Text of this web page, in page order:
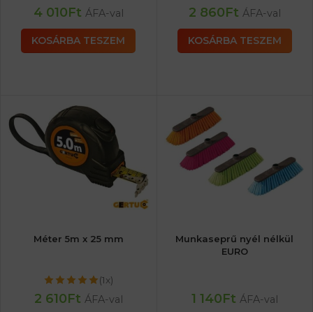
4 010Ft ÁFA-val
KOSÁRBA TESZEM
2 860Ft ÁFA-val
KOSÁRBA TESZEM
Méter 5m x 25 mm
(1x)
2 610Ft ÁFA-val
Munkaseprű nyél nélkül
EURO
1 140Ft ÁFA-val